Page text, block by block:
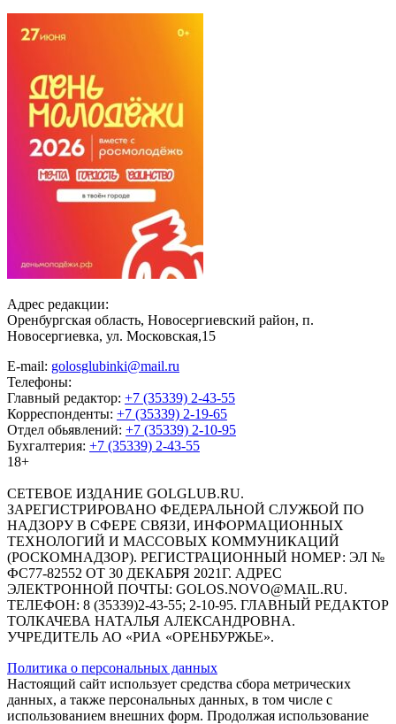
Адрес редакции:
Оренбургская область, Новосергиевский район, п.
Новосергиевка, ул. Московская,15
E-mail: golosglubinki@mail.ru
Телефоны:
Главный редактор: +7 (35339) 2-43-55
Корреспонденты: +7 (35339) 2-19-65
Отдел обьявлений: +7 (35339) 2-10-95
Бухгалтерия: +7 (35339) 2-43-55
18+
СЕТЕВОЕ ИЗДАНИЕ GOLGLUB.RU.
ЗАРЕГИСТРИРОВАНО ФЕДЕРАЛЬНОЙ СЛУЖБОЙ ПО
НАДЗОРУ В СФЕРЕ СВЯЗИ, ИНФОРМАЦИОННЫХ
ТЕХНОЛОГИЙ И МАССОВЫХ КОММУНИКАЦИЙ
(РОСКОМНАДЗОР). РЕГИСТРАЦИОННЫЙ НОМЕР: ЭЛ №
ФС77-82552 ОТ 30 ДЕКАБРЯ 2021Г. АДРЕС
ЭЛЕКТРОННОЙ ПОЧТЫ: GOLOS.NOVO@MAIL.RU.
ТЕЛЕФОН: 8 (35339)2-43-55; 2-10-95. ГЛАВНЫЙ РЕДАКТОР
ТОЛКАЧЕВА НАТАЛЬЯ АЛЕКСАНДРОВНА.
УЧРЕДИТЕЛЬ АО «РИА «ОРЕНБУРЖЬЕ».
Политика о персональных данных
Настоящий сайт использует средства сбора метрических
данных, а также персональных данных, в том числе с
использованием внешних форм. Продолжая использование